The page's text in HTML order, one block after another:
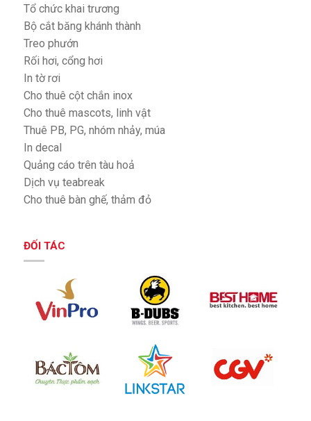
Tổ chức khai trương
Bộ cắt băng khánh thành
Treo phướn
Rối hơi, cổng hơi
In tờ rơi
Cho thuê cột chắn inox
Cho thuê mascots, linh vật
Thuê PB, PG, nhóm nhảy, múa
In decal
Quảng cáo trên tàu hoả
Dịch vụ teabreak
Cho thuê bàn ghế, thảm đỏ
ĐỐI TÁC